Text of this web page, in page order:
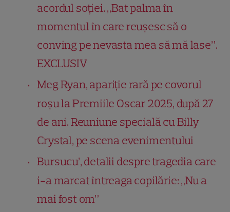
acordul soției. „Bat palma în
momentul în care reușesc să o
conving pe nevasta mea să mă lase”.
EXCLUSIV
Meg Ryan, apariție rară pe covorul
roșu la Premiile Oscar 2025, după 27
de ani. Reuniune specială cu Billy
Crystal, pe scena evenimentului
Bursucu’, detalii despre tragedia care
i-a marcat întreaga copilărie: „Nu a
mai fost om”